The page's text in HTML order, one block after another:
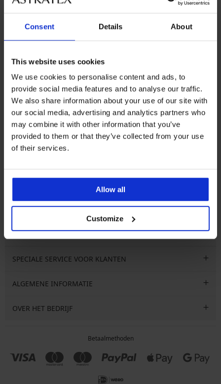
Consent Details About
This website uses cookies
We use cookies to personalise content and ads, to
provide social media features and to analyse our traffic.
We also share information about your use of our site with
our social media, advertising and analytics partners who
may combine it with other information that you’ve
provided to them or that they’ve collected from your use
of their services.
Allow all
Customize
Voordelige
verzendkosten
Slimme maattabel
Op werkdagen van 8.00 tot 16.00 uur
info@astratex.nl
Newsletter
Mis geen enkele korting
aanbiedingen, kortingen en sales. Je kunt je op elk moment gratis
SPECIALE SERVICE VOOR KLANTEN
ALGEMENE INFORMATIE
OVER HET BEDRIJF
Betaalmethoden